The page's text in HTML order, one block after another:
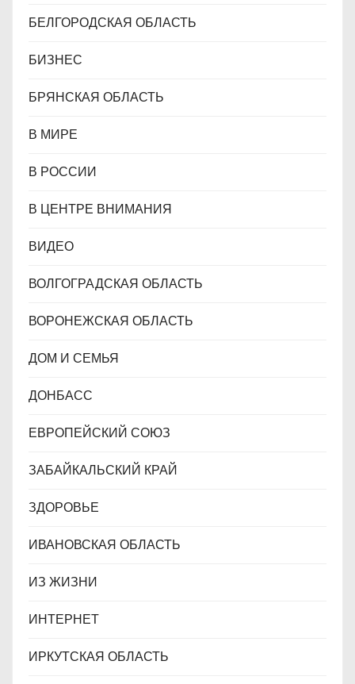
БЕЛГОРОДСКАЯ ОБЛАСТЬ
БИЗНЕС
БРЯНСКАЯ ОБЛАСТЬ
В МИРЕ
В РОССИИ
В ЦЕНТРЕ ВНИМАНИЯ
ВИДЕО
ВОЛГОГРАДСКАЯ ОБЛАСТЬ
ВОРОНЕЖСКАЯ ОБЛАСТЬ
ДОМ И СЕМЬЯ
ДОНБАСС
ЕВРОПЕЙСКИЙ СОЮЗ
ЗАБАЙКАЛЬСКИЙ КРАЙ
ЗДОРОВЬЕ
ИВАНОВСКАЯ ОБЛАСТЬ
ИЗ ЖИЗНИ
ИНТЕРНЕТ
ИРКУТСКАЯ ОБЛАСТЬ